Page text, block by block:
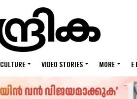
CULTURE VIDEO STORIES MORE E